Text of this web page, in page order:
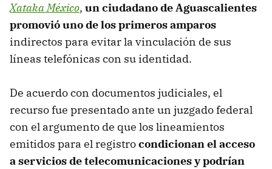
Xataka México, un ciudadano de Aguascalientes
promovió uno de los primeros amparos
indirectos para evitar la vinculación de sus
líneas telefónicas con su identidad.
De acuerdo con documentos judiciales, el
recurso fue presentado ante un juzgado federal
con el argumento de que los lineamientos
emitidos para el registrocondicionan el acceso
a servicios de telecomunicaciones y podrían